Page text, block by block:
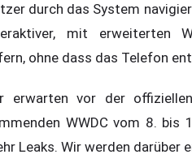
durch das System
mit erweiterten
ohne dass das Telefon
erwarten vor der
WWDC vom 8. bis
Leaks. Wir werden darüber